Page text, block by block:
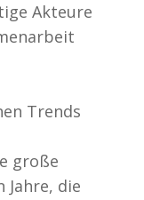
Akteure
Trends
große
Jahre, die